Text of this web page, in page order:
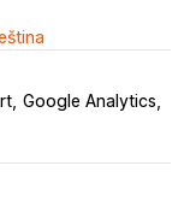
Google Analytics